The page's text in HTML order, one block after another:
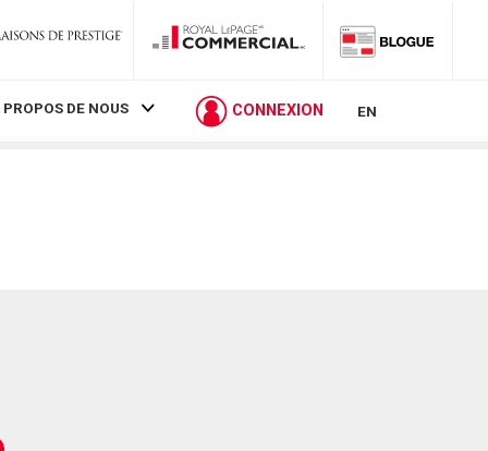
PROPOS DE NOUS CONNEXION EN